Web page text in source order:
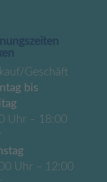
Geschäft
bis
Uhr – 18:00
Uhr – 12:00